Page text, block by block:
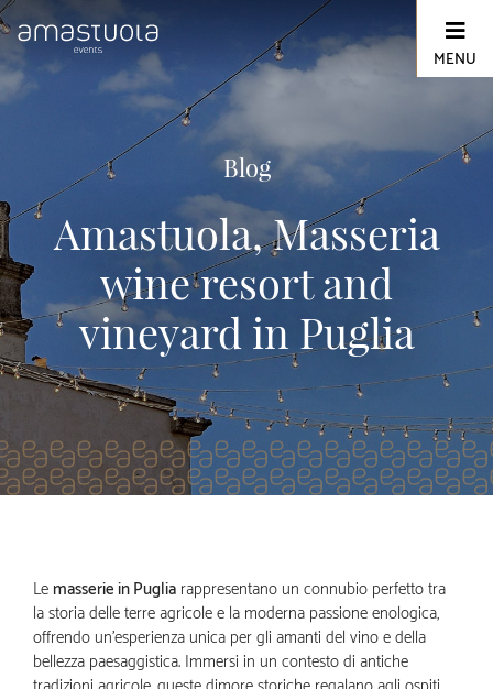
Skip
to
content
MENU
Blog
Amastuola, Masseria
wine resort and
vineyard in Puglia
Le masserie in Puglia rappresentano un connubio perfetto tra
la storia delle terre agricole e la moderna passione enologica,
offrendo un’esperienza unica per gli amanti del vino e della
bellezza paesaggistica. Immersi in un contesto di antiche